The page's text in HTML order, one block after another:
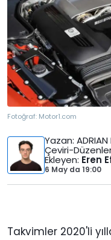
Fotoğraf: Motor1.com
Yazan: ADRIAN
Çeviri-
Ekleyen: Eren
6 May da 19:00
Takvimler 2020'li